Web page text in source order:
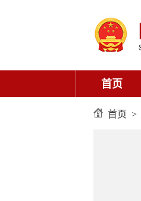
首页
首页 >